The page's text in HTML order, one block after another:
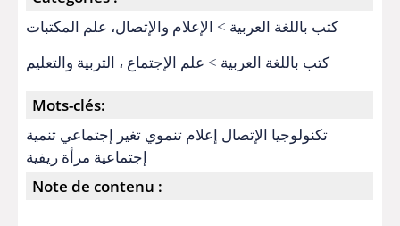
كتب باللغة العربية > الإعلام والإتصال، علم المكتبات
كتب باللغة العربية > علم الإجتماع ، التربية والتعليم
Mots-clés:
تكنولوجيا الإتصال إعلام تنموي تغير إجتماعي تنمية
إجتماعية مرأة ريفية
Note de contenu :